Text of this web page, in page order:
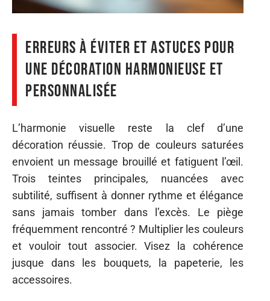
Erreurs à éviter et astuces pour
une décoration harmonieuse et
personnalisée
L’harmonie visuelle reste la clef d’une
décoration réussie. Trop de couleurs saturées
envoient un message brouillé et fatiguent l’œil.
Trois teintes principales, nuancées avec
subtilité, suffisent à donner rythme et élégance
sans jamais tomber dans l’excès. Le piège
fréquemment rencontré ? Multiplier les couleurs
et vouloir tout associer. Visez la cohérence
jusque dans les bouquets, la papeterie, les
accessoires.